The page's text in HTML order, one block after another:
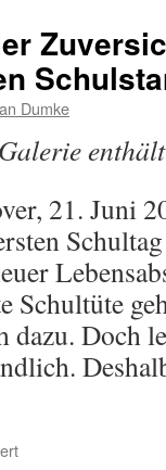
Dumke
21. Juni
Schultüte
dazu. Doch
für